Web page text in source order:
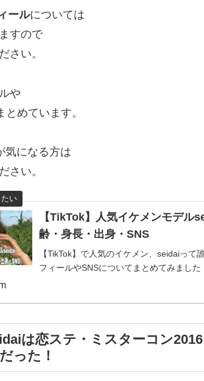
ールについては
すので
さい。
や
めています。
気になる方は
さい。
【TikTok】人気イケメンモデル
齢・身長・出身・SNS
【TikTok】で人気のイケメン、seidaiって
フィールやSNSについてまとめてみました
は恋ステ・ミスターコン
った！